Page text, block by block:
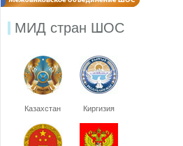
МИД стран ШОС
Казахстан Киргизия